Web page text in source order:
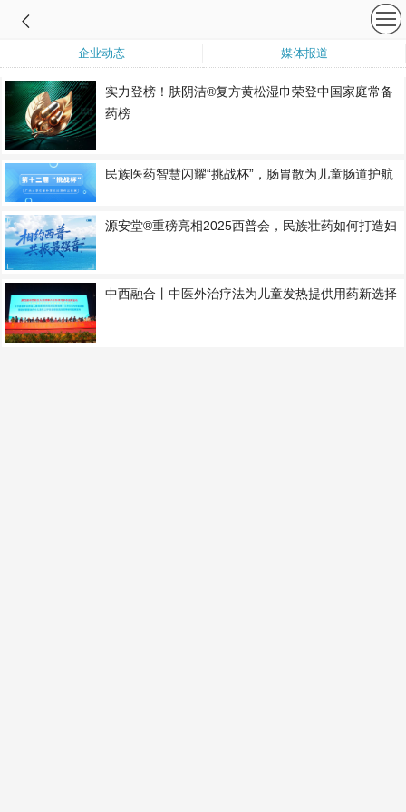
企业动态 媒体报道
实力登榜！肤阴洁®复方黄松湿巾荣登中国家庭常备
药榜
民族医药智慧闪耀“挑战杯”，肠胃散为儿童肠道护航
源安堂®重磅亮相2025西普会，民族壮药如何打造妇
中西融合丨中医外治疗法为儿童发热提供用药新选择